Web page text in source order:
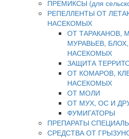
ПРЕМИКСЫ (для
РЕПЕЛЛЕНТЫ ОТ
НАСЕКОМЫХ
ОТ ТАРАКАНОВ,
МУРАВЬЕВ,
НАСЕКОМЫХ
ЗАЩИТА
ОТ КОМАРОВ,
НАСЕКОМЫХ
ОТ МОЛИ
ОТ МУХ, ОС И
ФУМИГАТОРЫ
ПРЕПАРАТЫ
СРЕДСТВА ОТ